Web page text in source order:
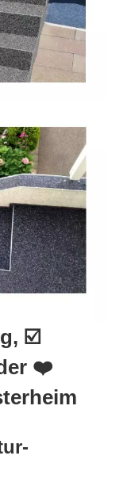
☑️
❤️